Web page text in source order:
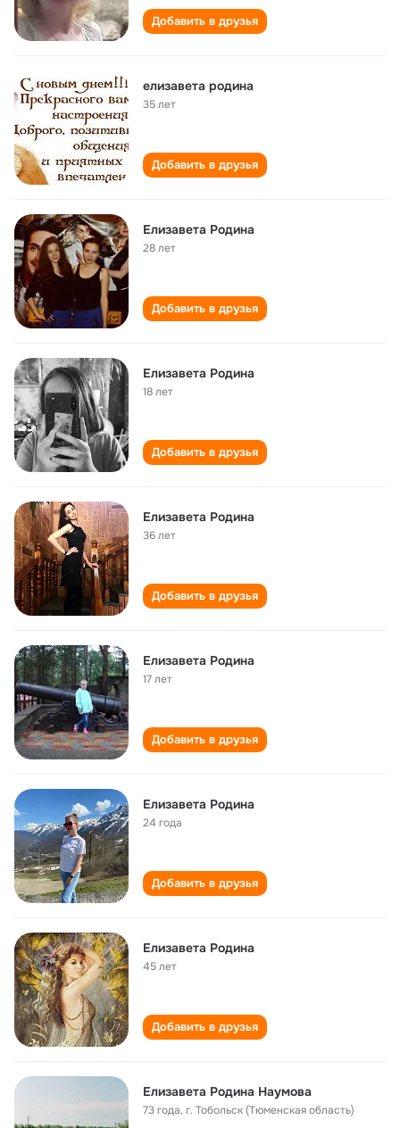
Добавить в друзья
елизавета родина
35 лет
Добавить в друзья
Елизавета Родина
28 лет
Добавить в друзья
Елизавета Родина
18 лет
Добавить в друзья
Елизавета Родина
36 лет
Добавить в друзья
Елизавета Родина
17 лет
Добавить в друзья
Елизавета Родина
24 года
Добавить в друзья
Елизавета Родина
45 лет
Добавить в друзья
Елизавета Родина Наумова
73 года,г. Тобольск (Тюменская область)